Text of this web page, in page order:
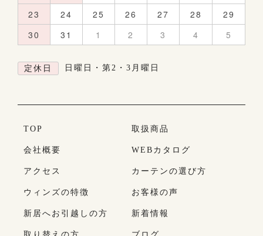
23
24 25 26 27 28
29
30
31 1 2 3 4 5
定休日 日曜日・第2・3月曜日
TOP
会社概要
アクセス
ウィンズの特徴
新居へお引越しの方
取扱商品
WEBカタログ
カーテンの選び方
お客様の声
新着情報